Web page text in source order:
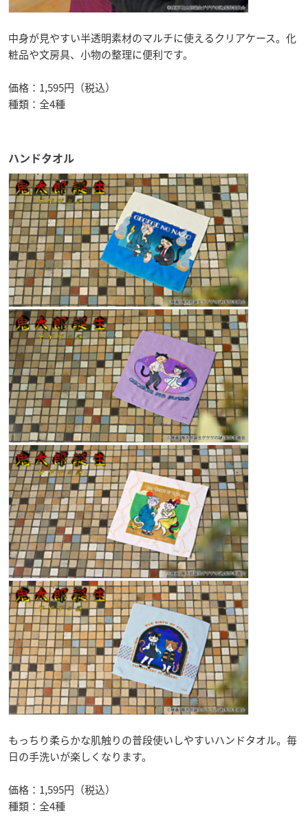
中身が見やすい半透明素材のマルチに使えるクリアケース。化
粧品や文房具、小物の整理に便利です。
価格：1,595円（税込）
種類：全4種
ハンドタオル
もっちり柔らかな肌触りの普段使いしやすいハンドタオル。毎
日の手洗いが楽しくなります。
価格：1,595円（税込）
種類：全4種